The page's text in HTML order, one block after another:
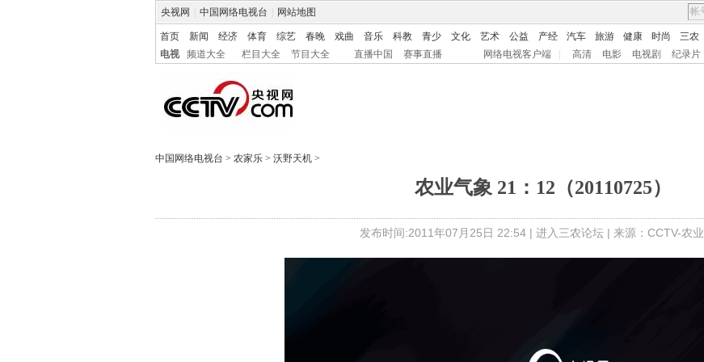
央视网 中国网络电视台 网站地图
首页 新闻 经济 体育 综艺 春晚 戏曲 音乐 科教 青少 文化 艺术 公益 产经 汽车 旅游 健康 时尚 三农
电视
频道大全 栏目大全 节目大全 直播中国 赛事直播 网络电视客户端 高清 电影 电视剧 纪录片
中国网络电视台 > 农家乐 > 沃野天机 >
农业气象 21：12（20110725）
发布时间:2011年07月25日 22:54 | 进入三农论坛 | 来源：CCTV-农